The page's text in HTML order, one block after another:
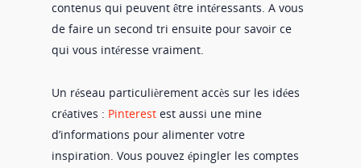
contenus qui peuvent être intéressants. A vous
de faire un second tri ensuite pour savoir ce
qui vous intéresse vraiment.
Un réseau particulièrement accès sur les idées
créatives : Pinterest est aussi une mine
d’informations pour alimenter votre
inspiration. Vous pouvez épingler les comptes